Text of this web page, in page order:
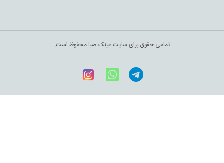
تمامی حقوق برای سایت عینک صبا محفوظ است.
Telegram
WhatsApp
اینستاگرام